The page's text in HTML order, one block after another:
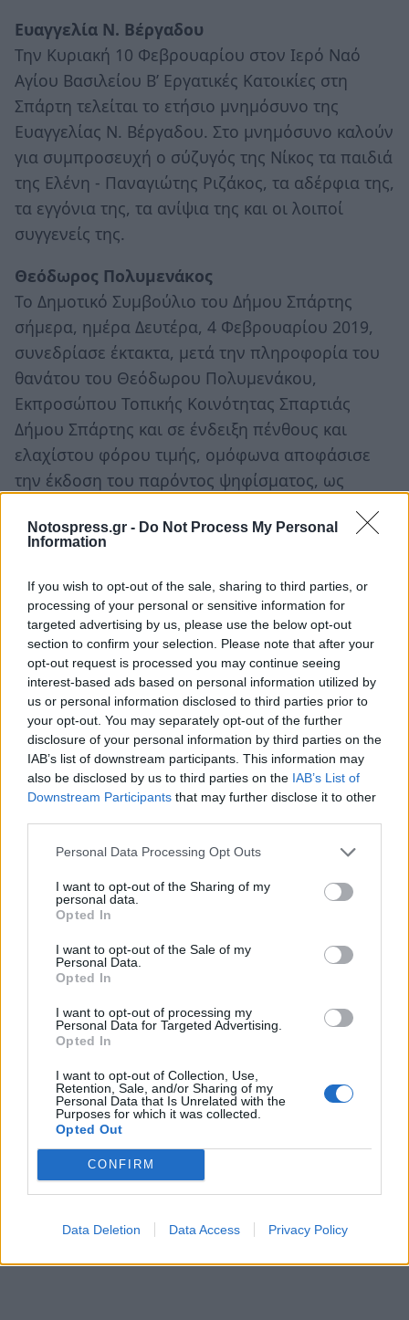
Notospress.gr - Do Not Process My Personal
Information
If you wish to opt-out of the sale, sharing to third parties, or
processing of your personal or sensitive information for
targeted advertising by us, please use the below opt-out
section to confirm your selection. Please note that after your
opt-out request is processed you may continue seeing
interest-based ads based on personal information utilized by
us or personal information disclosed to third parties prior to
your opt-out. You may separately opt-out of the further
disclosure of your personal information by third parties on the
IAB’s list of downstream participants. This information may
also be disclosed by us to third parties on the IAB’s List of
Downstream Participants that may further disclose it to other
Personal Data Processing Opt Outs
I want to opt-out of the Sharing of my
personal data.
Opted In
I want to opt-out of the Sale of my
Personal Data.
Opted In
I want to opt-out of processing my
Personal Data for Targeted Advertising.
Opted In
I want to opt-out of Collection, Use,
Retention, Sale, and/or Sharing of my
Personal Data that Is Unrelated with the
Purposes for which it was collected.
Opted Out
CONFIRM
Data Deletion Data Access Privacy Policy
Ευαγγελία Ν. Βέργαδου
Την Κυριακή 10 Φεβρουαρίου στον Ιερό Ναό
Αγίου Βασιλείου Β’ Εργατικές Κατοικίες στη
Σπάρτη τελείται το ετήσιο μνημόσυνο της
Ευαγγελίας Ν. Βέργαδου. Στο μνημόσυνο καλούν
για συμπροσευχή ο σύζυγός της Νίκος τα παιδιά
της Ελένη - Παναγιώτης Ριζάκος, τα αδέρφια της,
τα εγγόνια της, τα ανίψια της και οι λοιποί
συγγενείς της.
Θεόδωρος Πολυμενάκος
Το Δημοτικό Συμβούλιο του Δήμου Σπάρτης
σήμερα, ημέρα Δευτέρα, 4 Φεβρουαρίου 2019,
συνεδρίασε έκτακτα, μετά την πληροφορία του
θανάτου του Θεόδωρου Πολυμενάκου,
Εκπροσώπου Τοπικής Κοινότητας Σπαρτιάς
Δήμου Σπάρτης και σε ένδειξη πένθους και
ελαχίστου φόρου τιμής, ομόφωνα αποφάσισε
την έκδοση του παρόντος ψηφίσματος, ως
Ψ Η Φ Ι Σ Μ Α
1. Να εκφράσει τη βαθιά θλίψη και τα ειλικρινή
συλλυπητήρια του Δημάρχου και των μελών του
Δημοτικού Συμβουλίου στην οικογένεια του
εκλιπόντος.
2. Να κατατεθεί στεφάνι στη σορό του.
3. Να τηρηθεί ενός λεπτού σιγή τόσο στην
παρούσα έκτακτη συνεδρίαση του Δημοτικού
Συμβουλίου, όσο και στην πρώτη τακτική
4. Να διαβαστεί το παρόν ψήφισμα στην κηδεία
του, να επιδοθεί στην οικογένεια του
εκλιπόντος, να αναρτηθεί στην ιστοσελίδα του
δήμου και να δημοσιευθεί στα μέσα μαζικής
ενημέρωσης της πόλης μας.
ΕΦΥΓΑΝ